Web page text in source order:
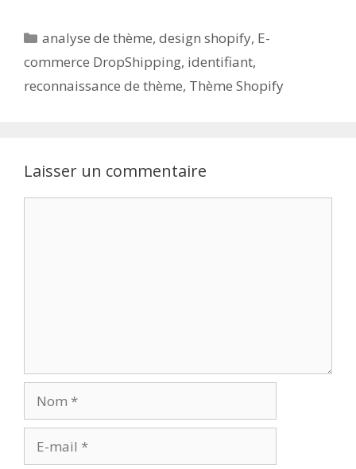
Catégories
analyse de thème,design shopify, E-
commerce DropShipping, identifiant,
reconnaissance de thème, Thème Shopify
Laisser un commentaire
mail